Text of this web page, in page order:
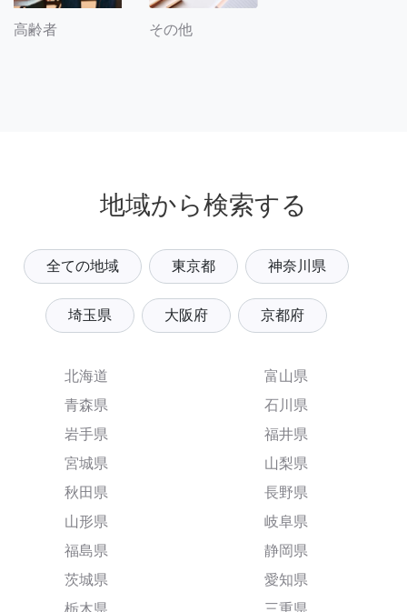
高齢者 その他
地域から検索する
全ての地域 東京都 神奈川県
埼玉県 大阪府 京都府
北海道
青森県
岩手県
宮城県
秋田県
山形県
福島県
茨城県
富山県
石川県
福井県
山梨県
長野県
岐阜県
静岡県
愛知県